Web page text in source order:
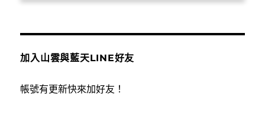
加入山雲與藍天LINE好友
帳號有更新快來加好友！